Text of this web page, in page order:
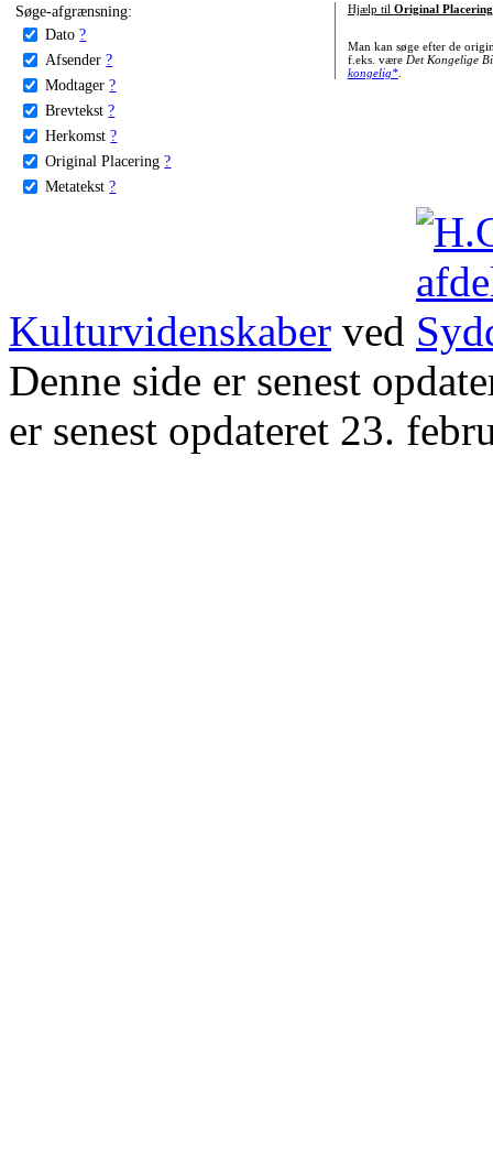
Søge-afgrænsning:
Dato ?
Afsender ?
Modtager ?
Brevtekst ?
Herkomst ?
Original Placering ?
Metatekst ?
Hjælp til Original Placering
Man kan søge efter de
f.eks. være Det Kongelige
kongelig*.
Kulturvidenskaber ved
Denne side er senest
er senest opdateret 23.